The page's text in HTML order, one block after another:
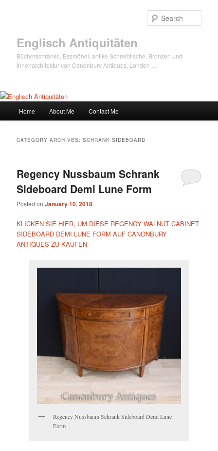
Englisch Antiquitäten
Bücherschränke, Essmöbel, antike Schreibtische, Bronzen und
Innenarchitektur von Canonbury Antiques, London …
Skip
content
Skip
content
Home About Me Contact Me
CATEGORY ARCHIVES:SCHRANK SIDEBOARD
Regency Nussbaum Schrank
Sideboard Demi Lune Form
Posted onJanuary 10, 2018
KLICKEN SIE HIER, UM DIESE REGENCY WALNUT CABINET
SIDEBOARD DEMI LUNE FORM AUF CANONBURY
ANTIQUES ZU KAUFEN
Regency Nussbaum Schrank Sideboard Demi Lune
Form